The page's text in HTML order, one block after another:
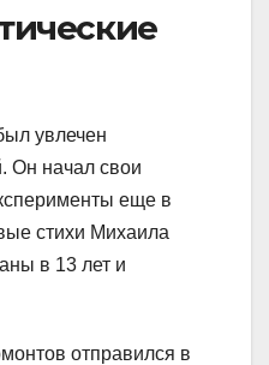
увлечен
Он начал свои
еще в
стихи Михаила
в 13 лет и
отправился в